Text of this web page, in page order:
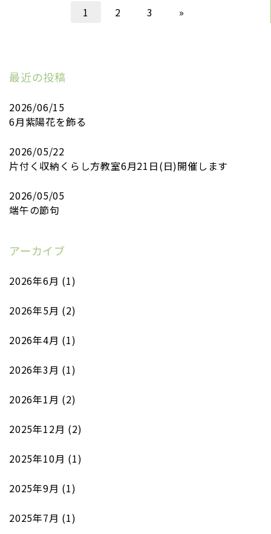
1 2 3 »
最近の投稿
2026/06/15
6月紫陽花を飾る
2026/05/22
片付く収納くらし方教室6月21日(日)開催します
2026/05/05
端午の節句
アーカイブ
2026年6月 (1)
2026年5月 (2)
2026年4月 (1)
2026年3月 (1)
2026年1月 (2)
2025年12月 (2)
2025年10月 (1)
2025年9月 (1)
2025年7月 (1)